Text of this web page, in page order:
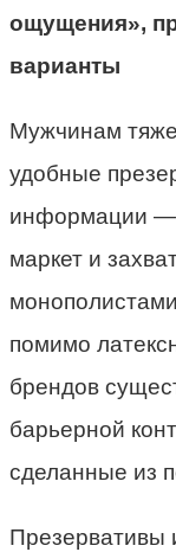
ощущения»,
варианты
Мужчинам
удобные
информации —
маркет и
помимо
брендов
барьерной
сделанные из
Презервативы